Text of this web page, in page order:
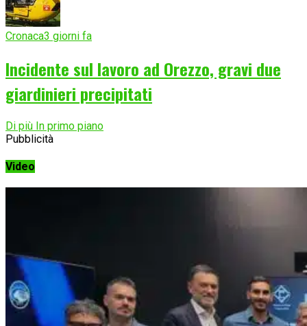
Cronaca3 giorni fa
Incidente sul lavoro ad Orezzo, gravi due
giardinieri precipitati
Di più In primo piano
Pubblicità
Video